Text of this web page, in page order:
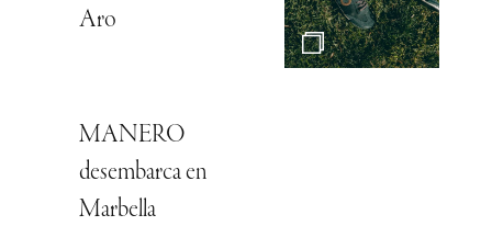
Aro
MANERO
desembarca en
Marbella